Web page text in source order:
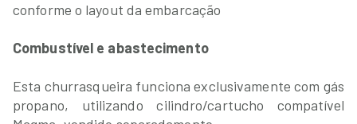
conforme o layout da embarcação
Combustível e abastecimento
Esta churrasqueira funciona exclusivamente com gás
propano, utilizando cilindro/cartucho compatível